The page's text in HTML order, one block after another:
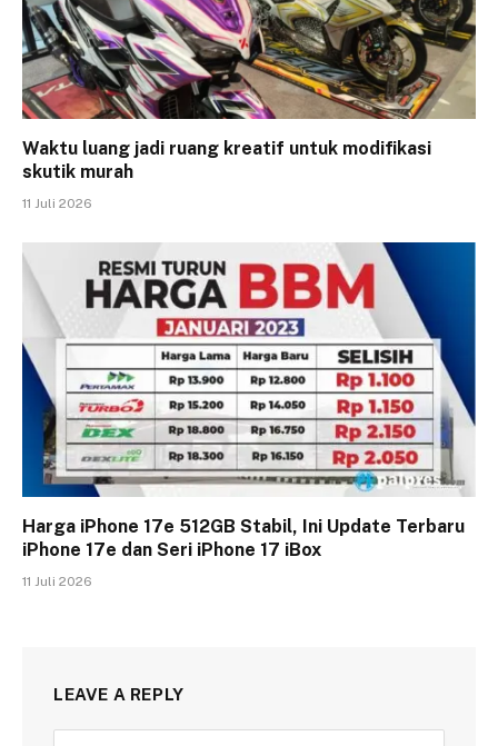
Waktu luang jadi ruang kreatif untuk modifikasi
skutik murah
11 Juli 2026
Harga iPhone 17e 512GB Stabil, Ini Update Terbaru
iPhone 17e dan Seri iPhone 17 iBox
11 Juli 2026
LEAVE A REPLY